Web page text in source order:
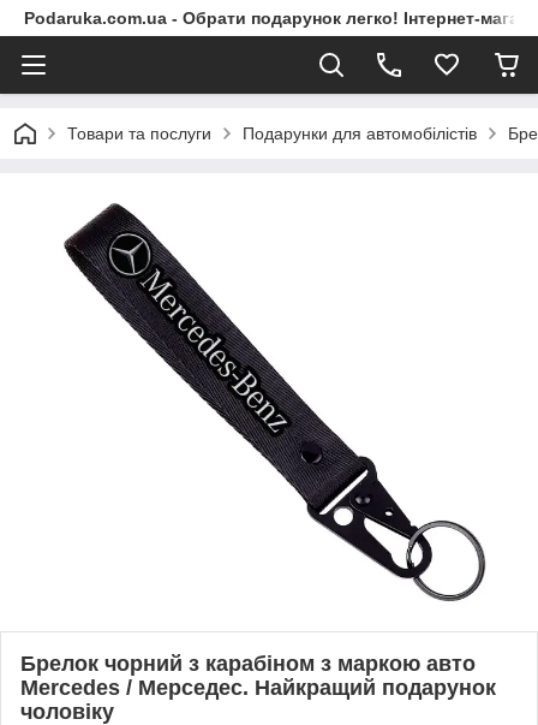
Podaruka.com.ua - Обрати подарунок легко! Інтернет-
Товари та послуги Подарунки для автомобілістів
Брелок чорний з карабіном з маркою авто
Mercedes / Мерседес. Найкращий подарунок
чоловіку